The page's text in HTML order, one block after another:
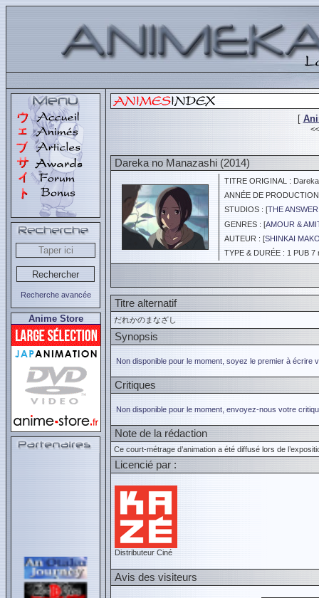
Recherche avancée
Anime Store
[
Dareka no Manazashi (2014)
TITRE ORIGINAL :
ANNÉE DE
STUDIOS : [THE
GENRES : [AMOUR &
AUTEUR : [SHINKAI
TYPE & DURÉE : 1 PUB 7
Titre alternatif
だれかのまなざし
Synopsis
Non disponible pour le moment, soyez le premier à écrire
Critiques
Non disponible pour le moment, envoyez-nous votre
Note de la rédaction
Ce court-métrage d’animation a été diffusé lors de
Licencié par :
Distributeur Ciné
Avis des visiteurs